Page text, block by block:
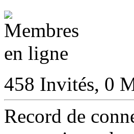
458 Invités, 0
Record de
connexions